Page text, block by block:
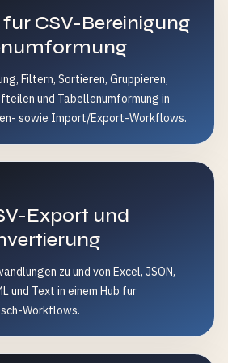
CSV-Bereinigung
Filtern, Sortieren, Gruppieren,
und Tabellenumformung in
sowie Import/Export-Workflows.
Export und
zu und von Excel, JSON,
und Text in einem Hub fur
Workflows.